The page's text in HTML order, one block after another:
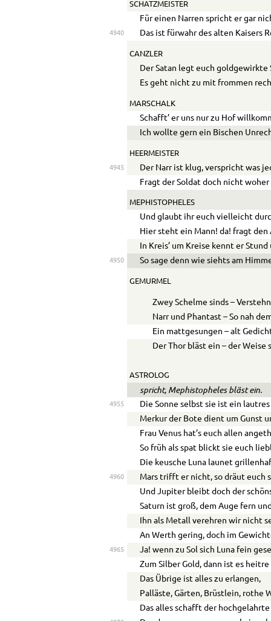
SCHATZMEISTER
Für einen Narren spricht er gar
4940 Das ist fürwahr des alten Kaisers
CANZLER
Der Satan legt euch goldgewirkte
Es geht nicht zu mit frommen
MARSCHALK
Schafft’ er uns nur zu Hof
Ich wollte gern ein Bischen
HEERMEISTER
4945
Der Narr ist klug, verspricht was
Fragt der Soldat doch nicht
MEPHISTOPHELES
Und glaubt ihr euch vielleicht
Hier steht ein Mann! da! fragt den
In Kreis’ um Kreise kennt er Stund
4950 So sage denn wie siehts am
GEMURMEL
Zwey Schelme sinds –
Narr und Phantast – So nah
Ein mattgesungen – alt
Der Thor bläst ein – der Weise
ASTROLOG
spricht, Mephistopheles bläst ein.
4955
Die Sonne selbst sie ist ein lautres
Merkur der Bote dient um Gunst
Frau Venus hat’s euch allen
So früh als spat blickt sie euch
Die keusche Luna launet
4960
Mars trifft er nicht, so dräut euch
Und Jupiter bleibt doch der
Saturn ist groß, dem Auge fern
Ihn als Metall verehren wir nicht
An Werth gering, doch im
4965
Ja! wenn zu Sol sich Luna fein
Zum Silber Gold, dann ist es
Das Übrige ist alles zu erlangen,
Palläste, Gärten, Brüstlein, rothe
Das alles schafft der hochgelahrte